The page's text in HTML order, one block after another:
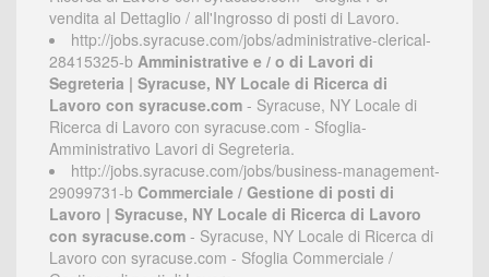
vendita al Dettaglio / all'Ingrosso di posti di Lavoro.
http://jobs.syracuse.com/jobs/administrative-clerical-
28415325-b Amministrative e / o di Lavori di
Segreteria | Syracuse, NY Locale di Ricerca di
Lavoro con syracuse.com - Syracuse, NY Locale di
Ricerca di Lavoro con syracuse.com - Sfoglia-
Amministrativo Lavori di Segreteria.
http://jobs.syracuse.com/jobs/business-management-
29099731-b Commerciale / Gestione di posti di
Lavoro | Syracuse, NY Locale di Ricerca di Lavoro
con syracuse.com - Syracuse, NY Locale di Ricerca di
Lavoro con syracuse.com - Sfoglia Commerciale /